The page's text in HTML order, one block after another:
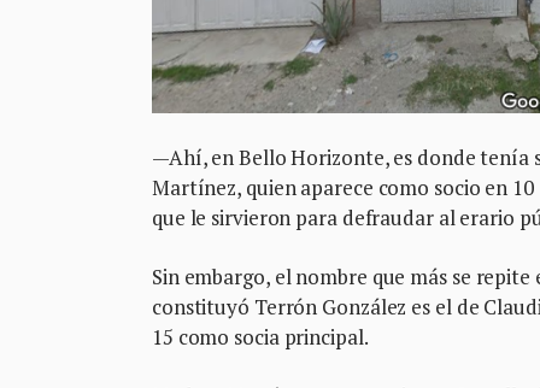
—Ahí, en Bello Horizonte, es donde tenía
Martínez, quien aparece como socio en
que le sirvieron para defraudar al erario
Sin embargo, el nombre que más se
constituyó Terrón González es el de
15 como socia principal.